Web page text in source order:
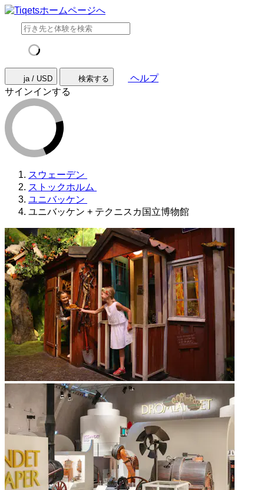
ja / USD 検索する
ヘルプ
サインインする
スウェーデン
ストックホルム
ユニバッケン
ユニバッケン + テクニスカ国立博物館